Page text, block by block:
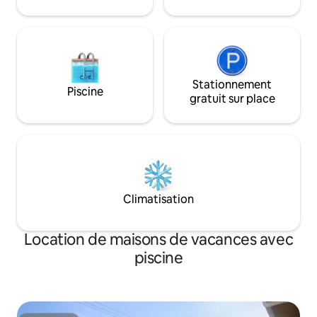
confirmer votre réservation.
confort,
Piscine
Stationnement
gratuit sur place
Climatisation
Location de maisons de vacances avec
piscine